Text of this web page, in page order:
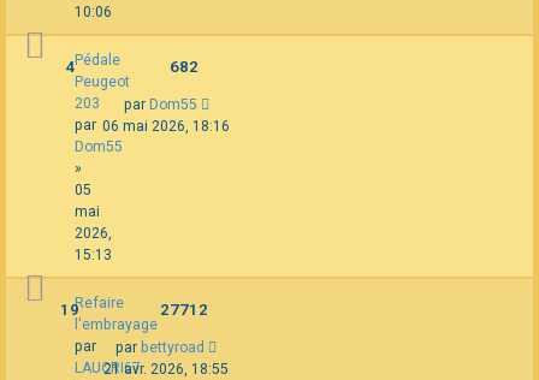
10:06
Pédale
Peugeot
203
par
Dom55
»
05
mai
2026,
15:13
4 682
par Dom55
06 mai 2026, 18:16
Refaire
l'embrayage
par
LAUCRI67
19 27712
par bettyroad
21 avr. 2026, 18:55